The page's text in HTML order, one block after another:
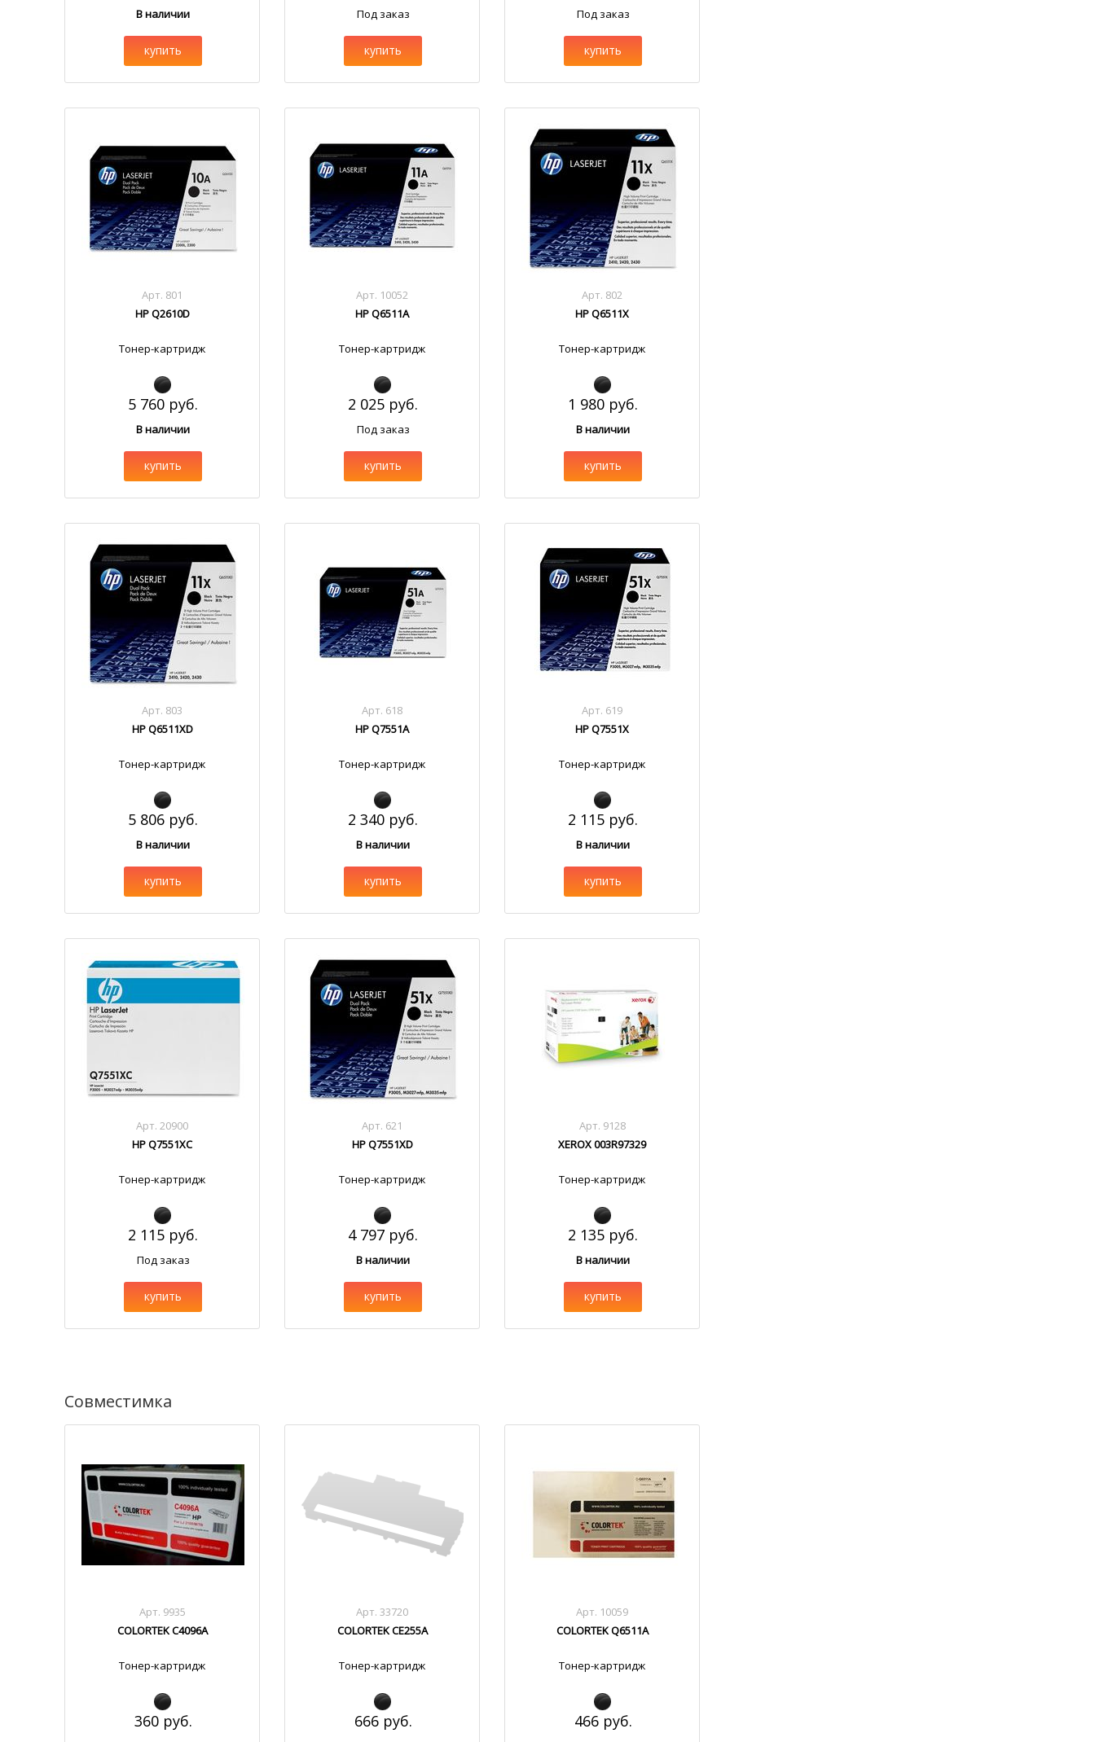
В наличии
купить
Под заказ
купить
Под заказ
купить
Арт. 801
HP Q2610D
Тонер-картридж
5 760 руб.
В наличии
купить
Арт. 10052
HP Q6511A
Тонер-картридж
2 025 руб.
Под заказ
купить
Арт. 802
HP Q6511X
Тонер-картридж
1 980 руб.
В наличии
купить
Арт. 803
HP Q6511XD
Тонер-картридж
5 806 руб.
В наличии
купить
Арт. 618
HP Q7551A
Тонер-картридж
2 340 руб.
В наличии
купить
Арт. 619
HP Q7551X
Тонер-картридж
2 115 руб.
В наличии
купить
Арт. 20900
HP Q7551XC
Тонер-картридж
2 115 руб.
Под заказ
купить
Арт. 621
HP Q7551XD
Тонер-картридж
4 797 руб.
В наличии
купить
Арт. 9128
XEROX 003R97329
Тонер-картридж
2 135 руб.
В наличии
купить
Совместимка
Арт. 9935
COLORTEK C4096A
Тонер-картридж
360 руб.
Арт. 33720
COLORTEK CE255A
Тонер-картридж
666 руб.
Арт. 10059
COLORTEK Q6511A
Тонер-картридж
466 руб.